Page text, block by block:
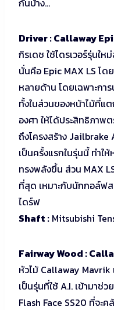
Driver : Callaway
กิรเดช ใช้ไดรเวอร์รุ่นใ
นั่นคือ Epic MAX LS โ
หลายด้าน โดยเฉพาะกา
ทั้งในส่วนของหน้าไม้ที่แ
องศา ให้ได้ประสิทธิภาพ
ถึงโครงสร้าง Jailbrake
เป็นครั้งแรกในรุ่นนี้ ทำใ
ทรงพลังขึ้น ส่วน MAX
ที่สุด เหมาะกับนักกอล์ฟ
ไดร์ฟ
Shaft : Mitsubishi
Fairway Wood :
หัวไม้ Callaway
เป็นรุ่นที่ใช้ A.I. เข้ามาช่
Flash Face SS20 ที่จะ